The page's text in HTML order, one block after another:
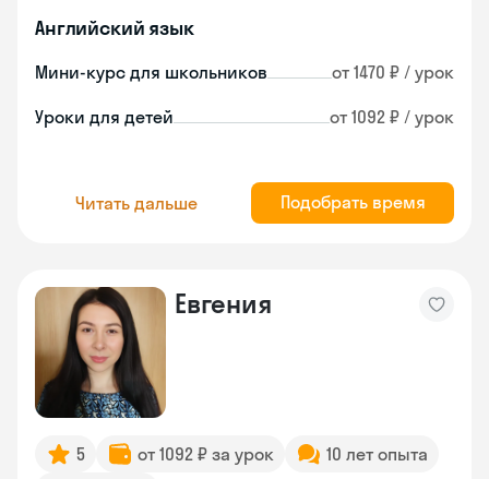
Английский язык
Мини-курс для школьников от 1470 ₽ / урок
Уроки для детей от 1092 ₽ / урок
Читать дальше Подобрать время
Евгения
5 от 1092 ₽ за урок
10 лет опыта